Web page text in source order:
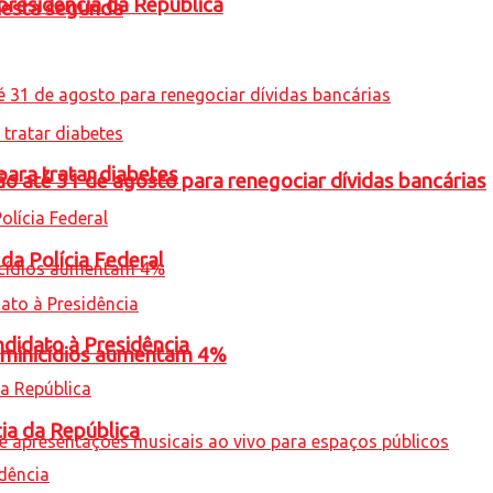
segunda
até 31 de agosto para renegociar dívidas bancárias
aumentam 4%
tratar diabetes
Polícia Federal
à Presidência
da República